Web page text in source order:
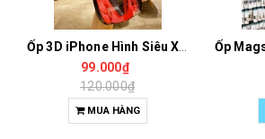
99.000₫
120.000₫
MUA HÀNG